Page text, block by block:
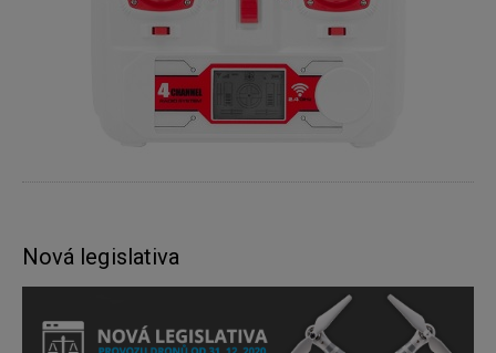
Nová legislativa